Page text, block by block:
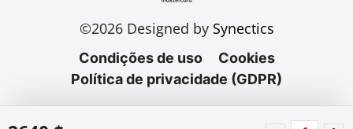
©2026 Designed by Synectics
Condições de uso
Cookies
Política de privacidade (GDPR)